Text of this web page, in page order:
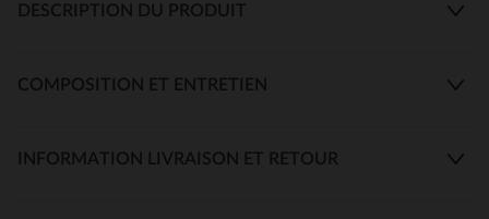
DESCRIPTION DU PRODUIT
COMPOSITION ET ENTRETIEN
INFORMATION LIVRAISON ET RETOUR